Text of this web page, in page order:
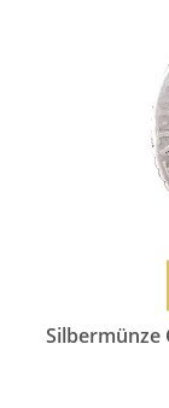
Silbermünze